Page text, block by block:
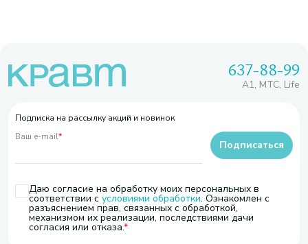
637-88-99
A1, МТС, Life
Подписка на рассылку акций и новинок
Ваш e-mail*
Даю согласие на обработку моих персональных в
соответствии с условиями обработки. Ознакомлен с
разъяснением прав, связанных с обработкой,
механизмом их реализации, последствиями дачи
согласия или отказа.
Подписаться